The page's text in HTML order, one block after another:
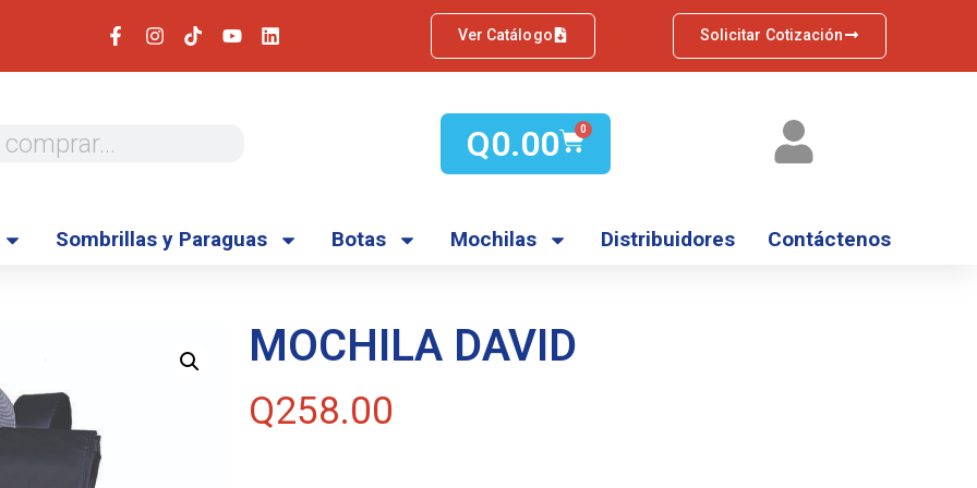
Ver Catálogo Solicitar Cotización
Q0.00 0
Sombrillas y Paraguas Botas Mochilas Distribuidores Contáctenos
MOCHILA DAVID
Q258.00